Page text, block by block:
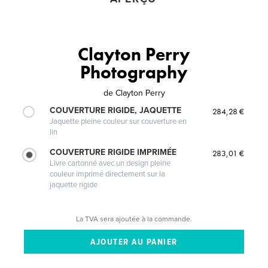
Clayton Perry
Photography
de Clayton Perry
COUVERTURE RIGIDE, JAQUETTE
Jaquette pleine couleur sur couverture en
lin
284,28 €
COUVERTURE RIGIDE IMPRIMÉE
Livre cartonné avec un design pleine
couleur imprimé directement sur la
jaquette rigide
283,01 €
La TVA sera ajoutée à la commande.